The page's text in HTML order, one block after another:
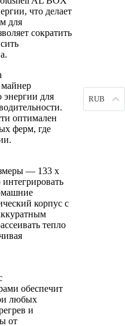
что делает
для
сократить
майнер
энергии для
оптимален
ферм, где
— 133 х
корпус с
тепло
обеспечит
любых
и
от
RUB